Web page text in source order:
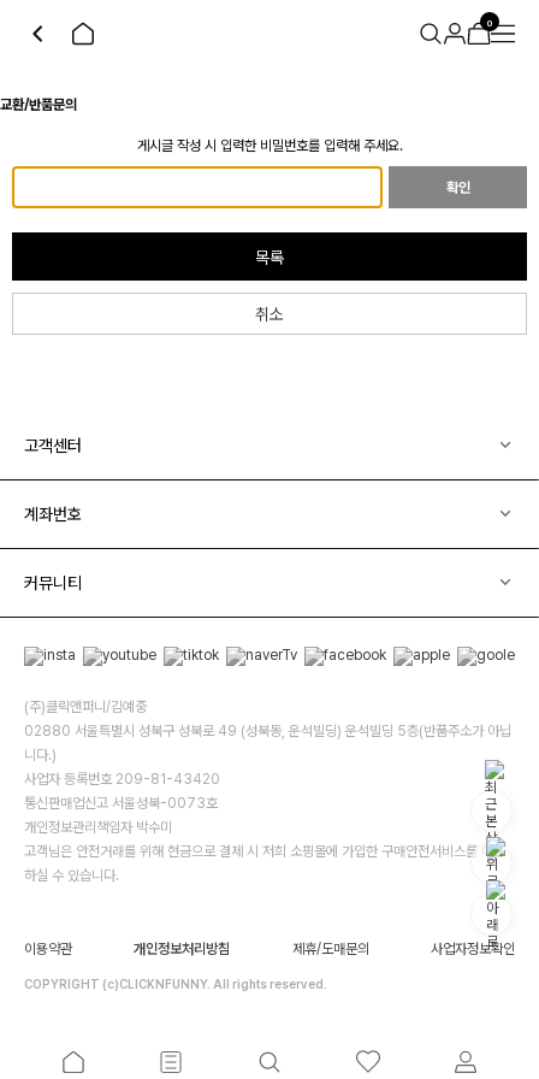
0
교환/반품문의
게시글 작성 시 입력한 비밀번호를 입력해 주세요.
확인
목록
취소
고객센터
계좌번호
커뮤니티
(주)클릭앤퍼니/김예중
02880 서울특별시 성북구 성북로 49 (성북동, 운석빌딩) 운석빌딩 5층(반품주소가 아닙
니다.)
사업자 등록번호 209-81-43420
통신판매업신고 서울성북-0073호
개인정보관리책임자 박수미
고객님은 안전거래를 위해 현금으로 결제 시 저희 소핑몰에 가입한 구매안전서비스를 이용
하실 수 있습니다.
이용약관 개인정보처리방침 제휴/도매문의 사업자정보확인
COPYRIGHT (c)CLICKNFUNNY. All rights reserved.